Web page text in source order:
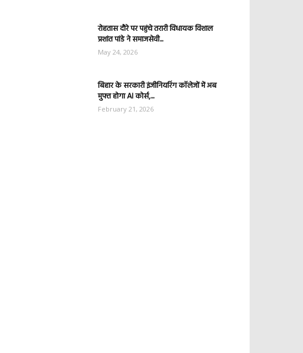
रोहतास दौरे पर पहुंचे तरारी विधायक विशाल
प्रशांत पांडे ने समाजसेवी...
May 24, 2026
बिहार के सरकारी इंजीनियरिंग कॉलेजों में अब
मुफ्त होगा AI कोर्स,...
February 21, 2026